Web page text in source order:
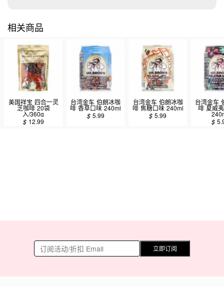
相关商品
美国祥宝 四合一灵
芝咖啡 20袋
入/360g
$ 12.99
台湾金车 伯朗冰咖
啡 香草口味 240ml
$ 5.99
台湾金车 伯朗冰咖
啡 焦糖口味 240ml
$5.99
台湾金车
啡 夏威
$
立即订阅